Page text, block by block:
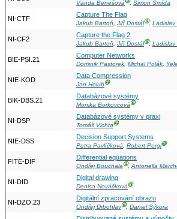
Vanda Benešová , Šimon Šmída
NI-CTF
Capture The Flag
Jakub Bartoň, Jiří DostálⒼ, Ladislav
NI-CF2
Capture the Flag 2
Jakub Bartoň, Jiří DostálⒼ, Ladislav
BIE-PSI.21
Computer Networks
Dominik Pastorek, Michal Polák,
NIE-KOD
Data Compression
Jan HolubⒼ
BIK-DBS.21
Databázové systémy
Monika BorkovcováⒼ
NI-DSP
Databázové systémy v praxi
Tomáš VichtaⒼ
NIE-DSS
Decision Support Systems
Petra Pavlíčková, Robert PerglⒼ
FITE-DIF
Differential equations
Ondřej BouchalaⒼ,Antonella
NI-DID
Digital drawing
Denisa NováčkováⒼ
NI-DZO.23
Digitální zpracování obrazu
Ondřej DrbohlavⒼ, Daniel Sýkora